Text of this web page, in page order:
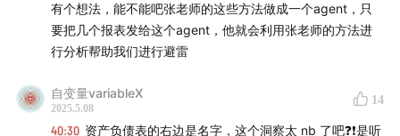
要指标，例如格力电器曾设定2000亿营收目标。通过对比营
业收入和营业利润，可以感知企业的景气程度和盈利能力。
若企业减收增利，可能是由于研发投入加大或市场竞争导致
✨现金流量表在评估企业健康状况中的作用是什么？
《从运营模式视角看家电龙头》
https://xueqiu.com/9986712027/239005743?
有个想法，能不能吧张老师的这些方法做成一个agent，只
要把几个报表发给这个agent，他就会利用张老师的方法进
行分析帮助我们进行避雷
自变量variableX
2025.5.08
14
40:30 资产负债表的右边是名字，这个洞察太 nb 了吧❓❗️是听